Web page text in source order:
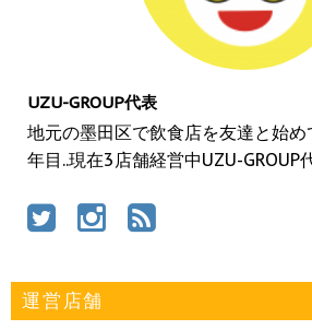
UZU-GROUP代表
地元の墨田区で飲食店を友達と始
年目..現在3店舗経営中UZU-GROUP
運営店舗